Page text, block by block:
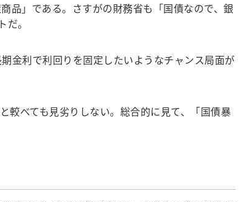
品」である。さすがの財務省も「国債なので、銀
。
金利で利回りを固定したいようなチャンス局面が
べても見劣りしない。総合的に見て、「国債暴